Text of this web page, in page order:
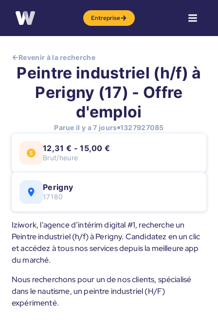
Entreprise
Revenir à la recherche
Peintre industriel (h/f) à
Perigny (17) - Offre
d'emploi
Parue il y a 7 jours 1327927085
12,31 € - 15,00 €
Brut/heure
Perigny
17180
Iziwork, l'agence d’intérim digital #1, recherche un
Peintre industriel (h/f) à Perigny. Candidatez en un clic
et accédez à tous nos services depuis la meilleure app
du marché.
Nous recherchons pour un de nos clients, spécialisé
dans le nautisme, un peintre industriel (H/F)
expérimenté.